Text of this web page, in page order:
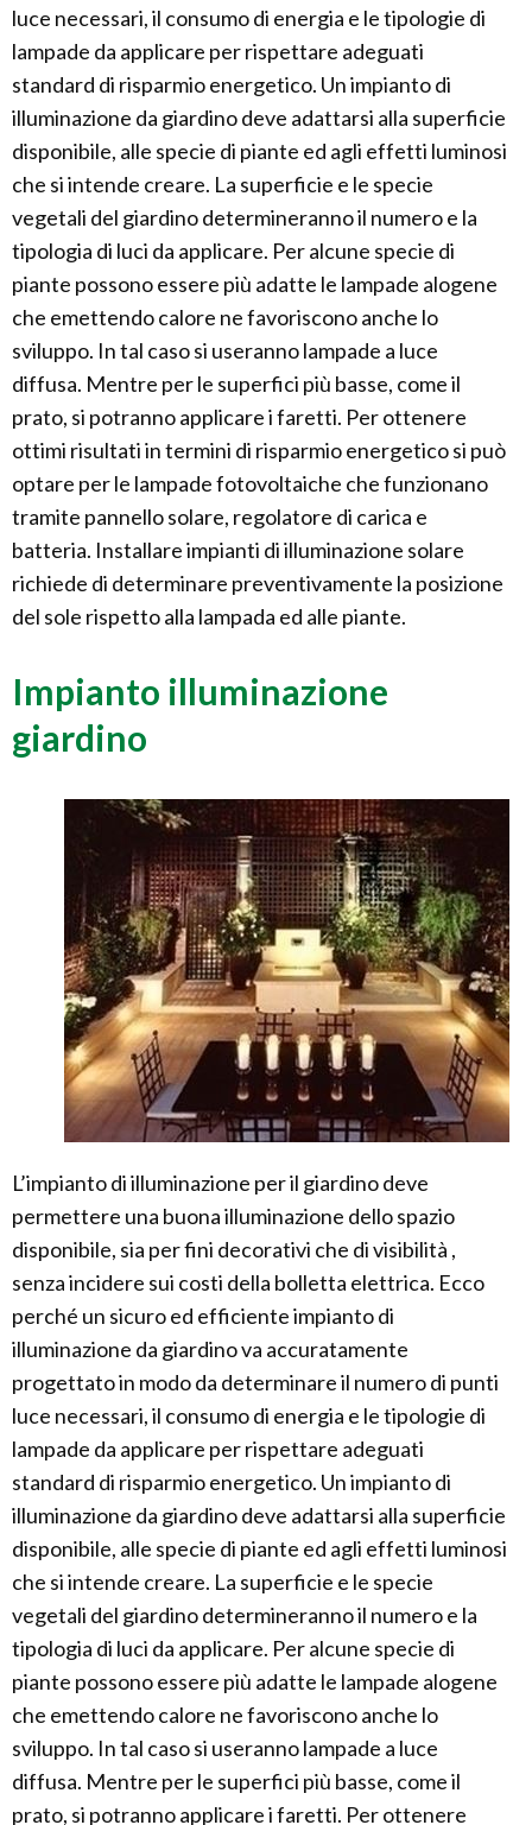
luce necessari, il consumo di energia e le tipologie di
lampade da applicare per rispettare adeguati
standard di risparmio energetico. Un impianto di
illuminazione da giardino deve adattarsi alla superficie
disponibile, alle specie di piante ed agli effetti luminosi
che si intende creare. La superficie e le specie
vegetali del giardino determineranno il numero e la
tipologia di luci da applicare. Per alcune specie di
piante possono essere più adatte le lampade alogene
che emettendo calore ne favoriscono anche lo
sviluppo. In tal caso si useranno lampade a luce
diffusa. Mentre per le superfici più basse, come il
prato, si potranno applicare i faretti. Per ottenere
ottimi risultati in termini di risparmio energetico si può
optare per le lampade fotovoltaiche che funzionano
tramite pannello solare, regolatore di carica e
batteria. Installare impianti di illuminazione solare
richiede di determinare preventivamente la posizione
del sole rispetto alla lampada ed alle piante.
Impianto illuminazione
giardino
L’impianto di illuminazione per il giardino deve
permettere una buona illuminazione dello spazio
disponibile, sia per fini decorativi che di visibilità ,
senza incidere sui costi della bolletta elettrica. Ecco
perché un sicuro ed efficiente impianto di
illuminazione da giardino va accuratamente
progettato in modo da determinare il numero di punti
luce necessari, il consumo di energia e le tipologie di
lampade da applicare per rispettare adeguati
standard di risparmio energetico. Un impianto di
illuminazione da giardino deve adattarsi alla superficie
disponibile, alle specie di piante ed agli effetti luminosi
che si intende creare. La superficie e le specie
vegetali del giardino determineranno il numero e la
tipologia di luci da applicare. Per alcune specie di
piante possono essere più adatte le lampade alogene
che emettendo calore ne favoriscono anche lo
sviluppo. In tal caso si useranno lampade a luce
diffusa. Mentre per le superfici più basse, come il
prato, si potranno applicare i faretti. Per ottenere